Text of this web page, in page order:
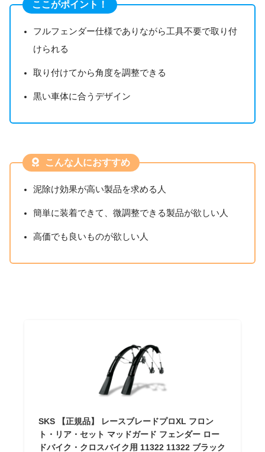
ここがポイント！
フルフェンダー仕様でありながら工具不要で取り付
けられる
取り付けてから角度を調整できる
黒い車体に合うデザイン
こんな人におすすめ
泥除け効果が高い製品を求める人
簡単に装着できて、微調整できる製品が欲しい人
高価でも良いものが欲しい人
SKS 【正規品】 レースブレードプロXL フロン
ト・リア・セット マッドガード フェンダー ロー
ドバイク・クロスバイク用 11322 11322 ブラック